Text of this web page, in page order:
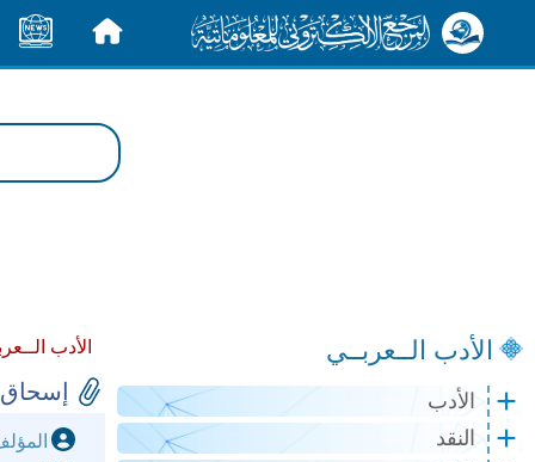
الأدب الــعربــي
الأدب
النقد
الأدب